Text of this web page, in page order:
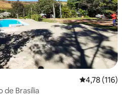
4,78 de uma
4,78 (116)
de Brasília